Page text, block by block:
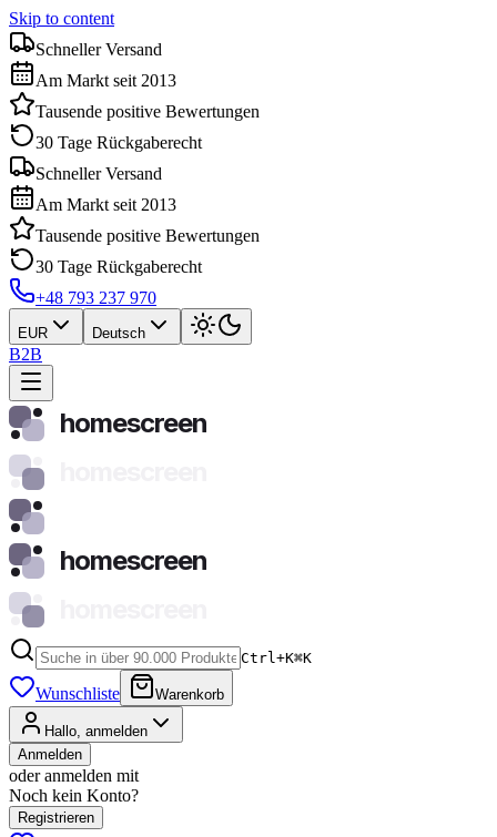
Skip to content
Schneller Versand
Am Markt seit 2013
Tausende positive Bewertungen
30 Tage Rückgaberecht
Schneller Versand
Am Markt seit 2013
Tausende positive Bewertungen
30 Tage Rückgaberecht
+48 793 237 970
EUR Deutsch
B2B
homescreen
homescreen
Ctrl+K⌘K
Wunschliste Warenkorb
Hallo, anmelden
Anmelden
oder anmelden mit
Noch kein Konto?
Registrieren